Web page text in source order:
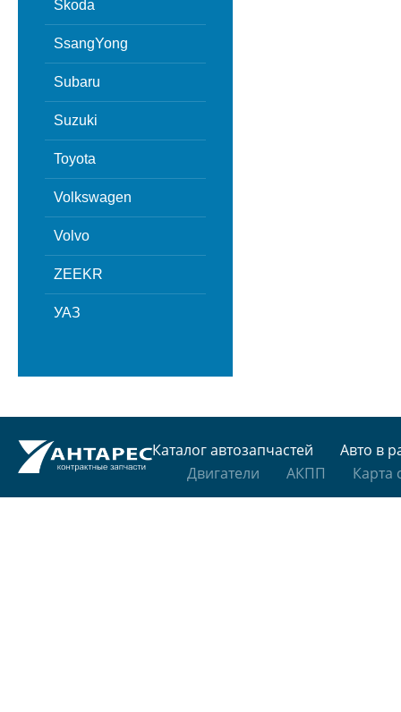
Skoda
SsangYong
Subaru
Suzuki
Toyota
Volkswagen
Volvo
ZEEKR
УАЗ
Каталог автозапчастей
Авто в
Двигатели
АКПП Карта